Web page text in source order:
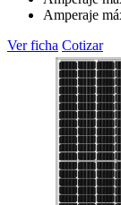
Amperaje
Ver ficha Cotizar